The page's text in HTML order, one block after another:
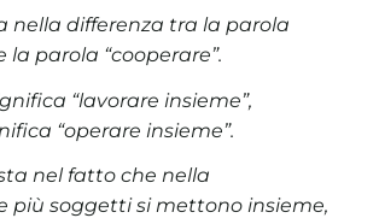
nella differenza tra la parola
la parola “cooperare”.
“lavorare insieme”,
“operare insieme”.
nel fatto che nella
più soggetti si mettono insieme,